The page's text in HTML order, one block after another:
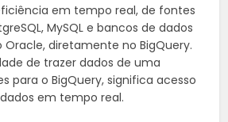
em tempo real, de fontes
MySQL e bancos de dados
diretamente no BigQuery.
de trazer dados de uma
para o BigQuery, significa acesso
em tempo real.